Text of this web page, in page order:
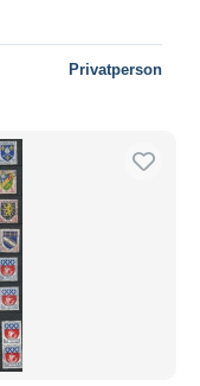
Privatperson